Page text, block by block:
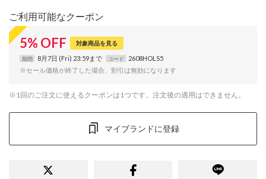
ご利用可能なクーポン
5% OFF 対象商品を見る
期間 8月7日 (Fri) 23:59まで コード
2608HOLS5
※セール価格が終了した場合、割引は無効になります
※1回のご注文に使えるクーポンは1つです。注文後の適用はできません。
マイブランドに登録